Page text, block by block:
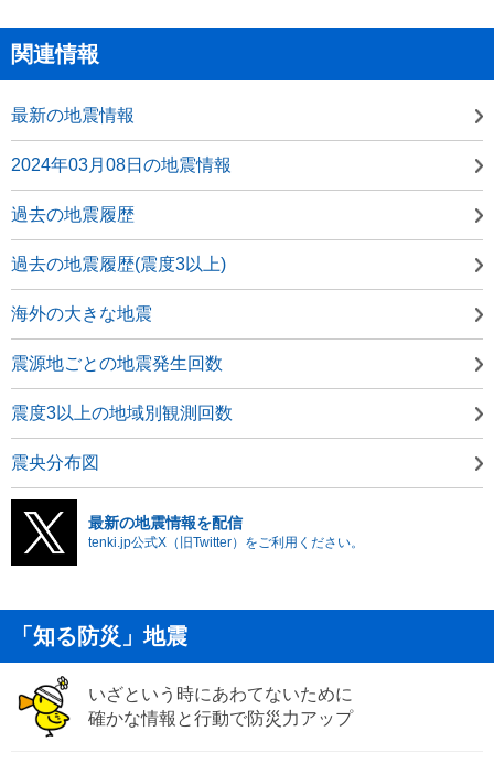
関連情報
最新の地震情報
2024年03月08日の地震情報
過去の地震履歴
過去の地震履歴(震度3以上)
海外の大きな地震
震源地ごとの地震発生回数
震度3以上の地域別観測回数
震央分布図
最新の地震情報を配信
tenki.jp公式X（旧Twitter）をご利用ください。
「知る防災」地震
いざという時にあわてないために
確かな情報と行動で防災力アップ